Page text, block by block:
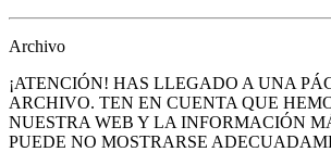
Archivo
¡ATENCIÓN! HAS LLEGADO A UNA
ARCHIVO. TEN EN CUENTA QUE
NUESTRA WEB Y LA INFORMACIÓN
PUEDE NO MOSTRARSE